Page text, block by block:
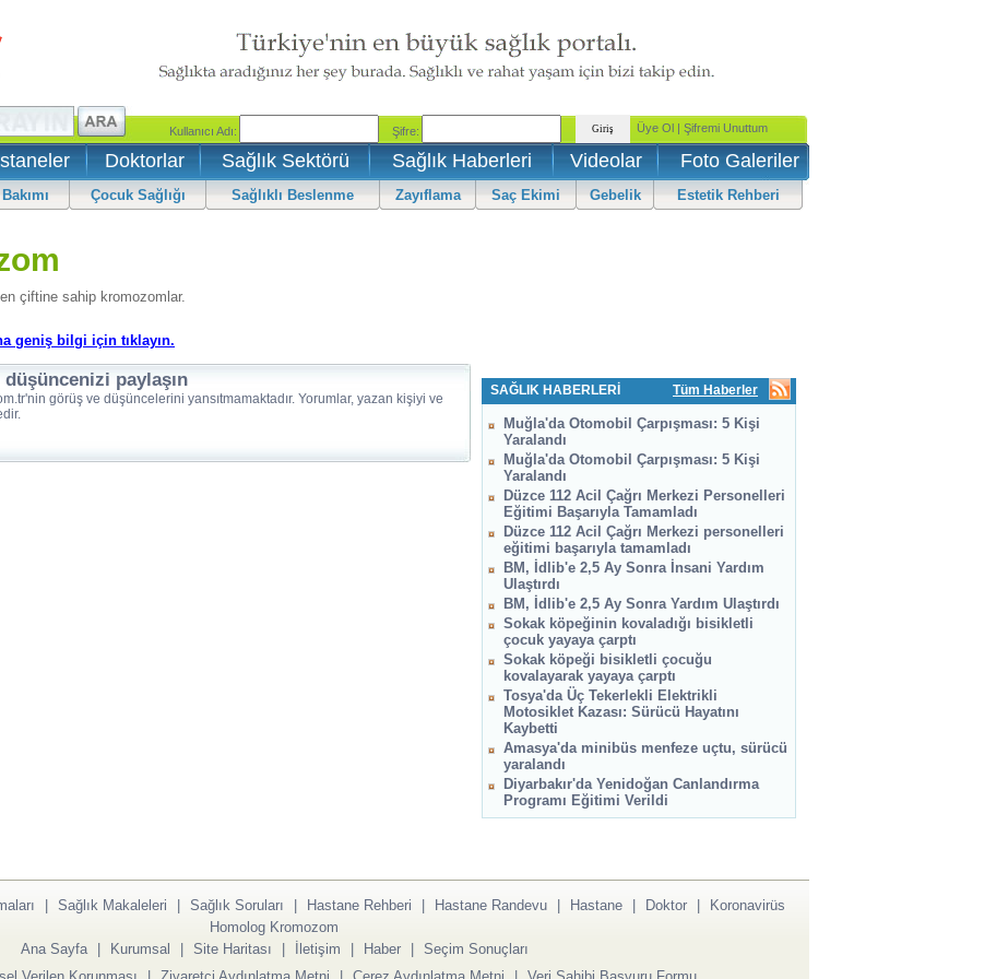
Doktorlar Sağlık Sektörü Sağlık Haberleri Videolar Foto Galeriler
Çocuk Sağlığı Sağlıklı Beslenme Zayıflama Saç Ekimi Gebelik Estetik Rehberi
çiftine sahip kromozomlar.
geniş bilgi için tıklayın.
paylaşın
görüş ve düşüncelerini yansıtmamaktadır. Yorumlar, yazan kişiyi ve
SAĞLIK HABERLERİ Tüm Haberler
Muğla'da Otomobil Çarpışması: 5 Kişi
Yaralandı
Muğla'da Otomobil Çarpışması: 5 Kişi
Yaralandı
Düzce 112 Acil Çağrı Merkezi Personelleri
Eğitimi Başarıyla Tamamladı
Düzce 112 Acil Çağrı Merkezi personelleri
eğitimi başarıyla tamamladı
BM, İdlib'e 2,5 Ay Sonra İnsani Yardım
Ulaştırdı
BM, İdlib'e 2,5 Ay Sonra Yardım Ulaştırdı
Sokak köpeğinin kovaladığı bisikletli
çocuk yayaya çarptı
Sokak köpeği bisikletli çocuğu
kovalayarak yayaya çarptı
Tosya'da Üç Tekerlekli Elektrikli
Motosiklet Kazası: Sürücü Hayatını
Kaybetti
Amasya'da minibüs menfeze uçtu, sürücü
yaralandı
Diyarbakır'da Yenidoğan Canlandırma
Programı Eğitimi Verildi
| Sağlık Makaleleri | Sağlık Soruları | Hastane Rehberi | Hastane Randevu | Hastane | Doktor |
Koronavirüs
Homolog Kromozom
Ana Sayfa
| Kurumsal | Site Haritası | İletişim | Haber | Seçim Sonuçları